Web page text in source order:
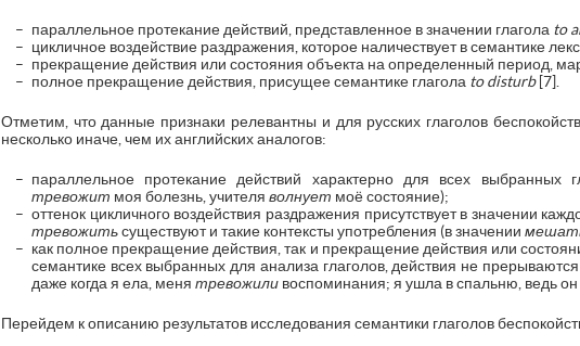
параллельное протекание действий, представленное в значении глагола to
цикличное воздействие раздражения, которое наличествует в семантике
прекращение действия или состояния объекта на определенный период,
полное прекращение действия, присущее семантике глагола to disturb[7].
Отметим, что данные признаки релевантны и для русских глаголов
несколько иначе, чем их английских аналогов:
параллельное протекание действий характерно для всех выбранных
тревожит моя болезнь, учителя волнует моё состояние);
оттенок цикличного воздействия раздражения присутствует в значении
тревожитьсуществуют и такие контексты употребления (в значении
как полное прекращение действия, так и прекращение действия или
семантике всех выбранных для анализа глаголов, действия не
даже когда я ела, меня тревожиливоспоминания; я ушла в спальню, ведь он
Перейдем к описанию результатов исследования семантики глаголов